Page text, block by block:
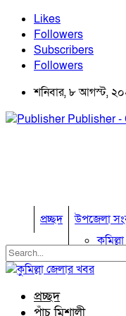
Likes
Followers
Subscribers
Followers
শনিবার, ৮ আগস্ট,
Publisher
প্রচ্ছদ
উপজেলা
প্রচ্ছদ